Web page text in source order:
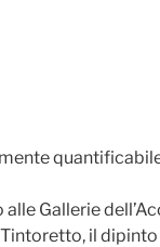
Gallerie
il